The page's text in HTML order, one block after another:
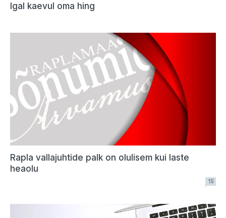
Igal kaevul oma hing
Rapla vallajuhtide palk on olulisem kui laste
heaolu
15